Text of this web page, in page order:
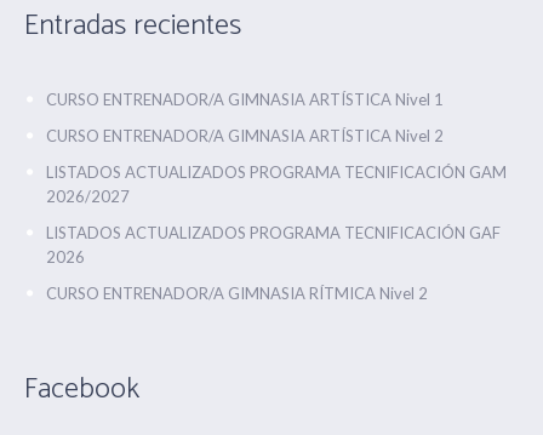
Entradas recientes
CURSO ENTRENADOR/A GIMNASIA ARTÍSTICA Nivel 1
CURSO ENTRENADOR/A GIMNASIA ARTÍSTICA Nivel 2
LISTADOS ACTUALIZADOS PROGRAMA TECNIFICACIÓN GAM
2026/2027
LISTADOS ACTUALIZADOS PROGRAMA TECNIFICACIÓN GAF
2026
CURSO ENTRENADOR/A GIMNASIA RÍTMICA Nivel 2
Facebook